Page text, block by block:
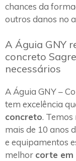
chances da
outros danos no
A Águia GNY
concreto
necessários
A Águia GNY –
tem excelência
concreto.
mais de 10 anos
e equipamentos
melhor corte em